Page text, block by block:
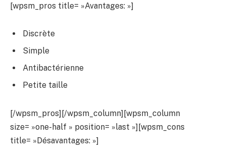
[wpsm_pros title= »Avantages: »]
Discrète
Simple
Antibactérienne
Petite taille
[/wpsm_pros][/wpsm_column][wpsm_column
size= »one-half » position= »last »][wpsm_cons
title= »Désavantages: »]